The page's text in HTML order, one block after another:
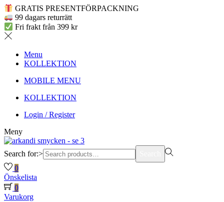
GRATIS PRESENTFÖRPACKNING
99 dagars returrätt
Fri frakt från 399 kr
Menu
KOLLEKTION
MOBILE MENU
KOLLEKTION
Login / Register
Meny
Search for:>
0
Önskelista
0
Varukorg